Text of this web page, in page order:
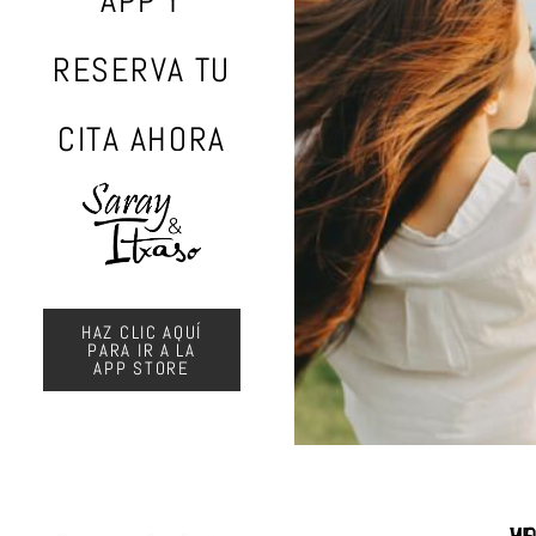
RESERVA TU
CITA AHORA
HAZ CLIC AQUÍ
PARA IR A LA
APP STORE